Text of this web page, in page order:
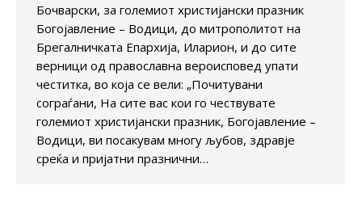
Бочварски, за големиот христијански празник
Богојавление – Водици, до митрополитот на
Брегалничката Епархија, Иларион, и до сите
верници од православна вероисповед упати
честитка, во која се вели: „Почитувани
сограѓани, На сите вас кои го чествувате
големиот христијански празник, Богојавление –
Водици, ви посакувам многу љубов, здравје
среќа и пријатни празнични…